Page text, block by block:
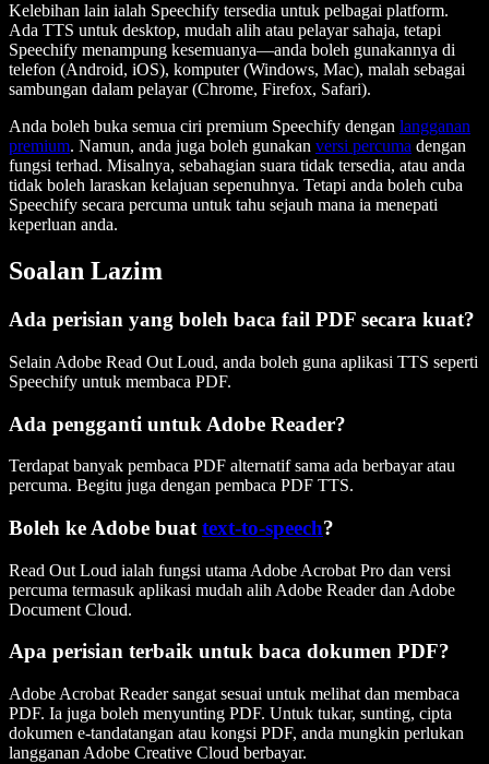
Kelebihan lain ialah Speechify tersedia untuk pelbagai platform.
Ada TTS untuk desktop, mudah alih atau pelayar sahaja, tetapi
Speechify menampung kesemuanya—anda boleh gunakannya di
telefon (Android, iOS), komputer (Windows, Mac), malah sebagai
sambungan dalam pelayar (Chrome, Firefox, Safari).
Anda boleh buka semua ciri premium Speechify dengan langganan
premium. Namun, anda juga boleh gunakan versi percuma dengan
fungsi terhad. Misalnya, sebahagian suara tidak tersedia, atau anda
tidak boleh laraskan kelajuan sepenuhnya. Tetapi anda boleh cuba
Speechify secara percuma untuk tahu sejauh mana ia menepati
keperluan anda.
Soalan Lazim
Ada perisian yang boleh baca fail PDF secara kuat?
Selain Adobe Read Out Loud, anda boleh guna aplikasi TTS seperti
Speechify untuk membaca PDF.
Ada pengganti untuk Adobe Reader?
Terdapat banyak pembaca PDF alternatif sama ada berbayar atau
percuma. Begitu juga dengan pembaca PDF TTS.
Boleh ke Adobe buat text-to-speech?
Read Out Loud ialah fungsi utama Adobe Acrobat Pro dan versi
percuma termasuk aplikasi mudah alih Adobe Reader dan Adobe
Document Cloud.
Apa perisian terbaik untuk baca dokumen PDF?
Adobe Acrobat Reader sangat sesuai untuk melihat dan membaca
PDF. Ia juga boleh menyunting PDF. Untuk tukar, sunting, cipta
dokumen e-tandatangan atau kongsi PDF, anda mungkin perlukan
langganan Adobe Creative Cloud berbayar.